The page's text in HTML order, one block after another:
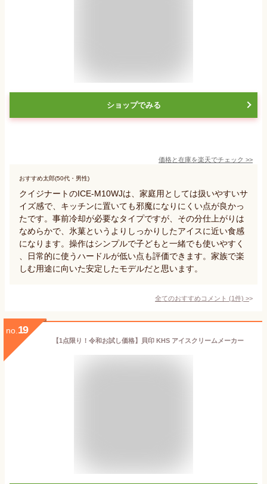
ショップでみる
価格と在庫を楽天でチェック >>
おすすめ太郎(50代・男性)
クイジナートのICE-M10WJは、家庭用としては扱いやすいサ
イズ感で、キッチンに置いても邪魔になりにくい点が良かっ
たです。事前冷却が必要なタイプですが、その分仕上がりは
なめらかで、氷菓というよりしっかりしたアイスに近い食感
になります。操作はシンプルで子どもと一緒でも使いやすく
、日常的に使うハードルが低い点も評価できます。家族で楽
しむ用途に向いた安定したモデルだと思います。
全てのおすすめコメント (1件) >
no. 19
【1点限り！令和お試し価格】貝印 KHS アイスクリームメーカー